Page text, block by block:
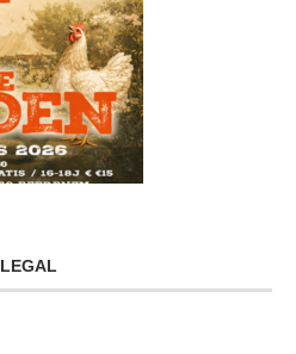
LEGAL